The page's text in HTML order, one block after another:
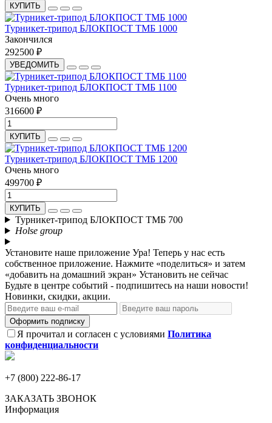
КУПИТЬ
Турникет-трипод БЛОКПОСТ ТМБ 1000
Закончился
292500 ₽
УВЕДОМИТЬ
Турникет-трипод БЛОКПОСТ ТМБ 1100
Очень много
316600 ₽
КУПИТЬ
Турникет-трипод БЛОКПОСТ ТМБ 1200
Очень много
499700 ₽
КУПИТЬ
Турникет-трипод БЛОКПОСТ ТМБ 700
Holse group
Установите наше приложение Ура! Теперь у нас есть
собственное приложение. Нажмите «поделиться» и затем
«добавить на домашний экран» Установить не сейчас
Будьте в центре событий - подпишитесь на наши новости!
Новинки, скидки, акции.
Оформить подписку
Я прочитал и согласен с условиями Политика
конфиденциальности
+7 (800) 222-86-17
ЗАКАЗАТЬ ЗВОНОК
Информация